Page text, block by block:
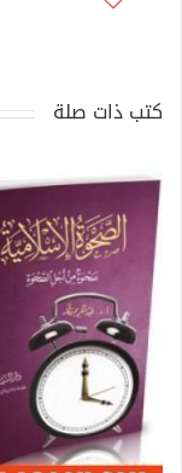
كتب ذات صلة